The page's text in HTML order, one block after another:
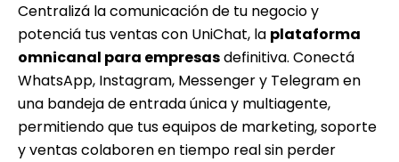
Centralizá la comunicación de tu negocio y
potenciá tus ventas con UniChat, la plataforma
omnicanal para empresasdefinitiva. Conectá
WhatsApp, Instagram, Messenger y Telegram en
una bandeja de entrada única y multiagente,
permitiendo que tus equipos de marketing, soporte
y ventas colaboren en tiempo real sin perder